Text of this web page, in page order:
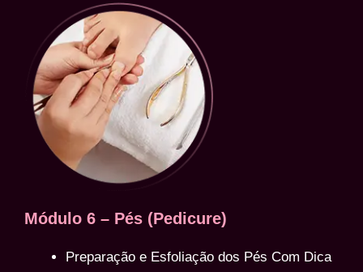
Módulo 6 – Pés (Pedicure)
Preparação e Esfoliação dos Pés Com Dica